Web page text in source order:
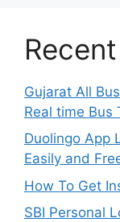
Gujarat All
Real time Bus
Duolingo App
Easily and
How To Get
SBI Personal